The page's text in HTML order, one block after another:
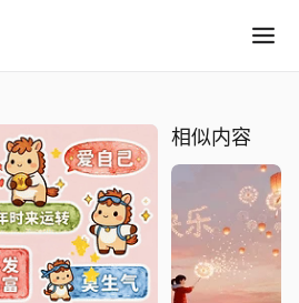
相似内容